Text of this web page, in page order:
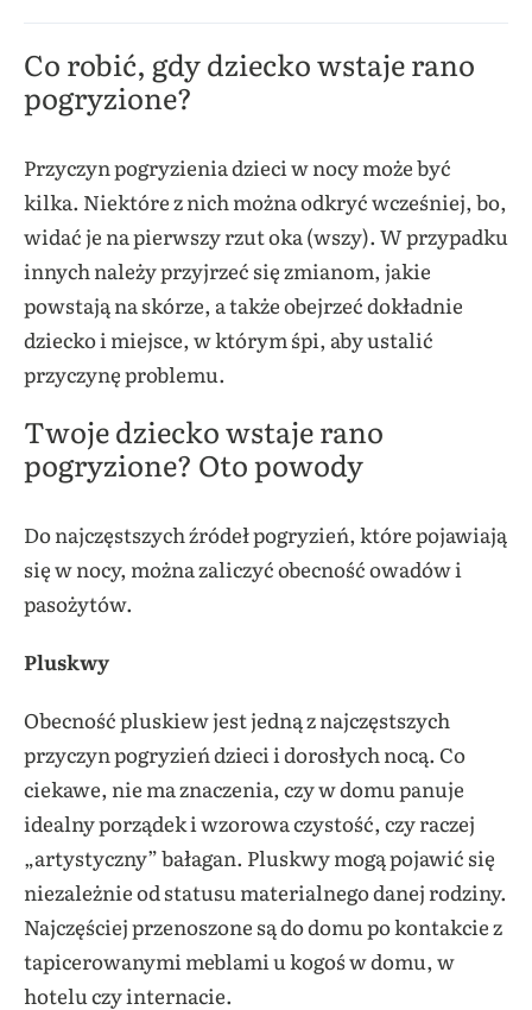
Co robić, gdy dziecko wstaje rano
pogryzione?
Przyczyn pogryzienia dzieci w nocy może być
kilka. Niektóre z nich można odkryć wcześniej, bo,
widać je na pierwszy rzut oka (wszy). W przypadku
innych należy przyjrzeć się zmianom, jakie
powstają na skórze, a także obejrzeć dokładnie
dziecko i miejsce, w którym śpi, aby ustalić
przyczynę problemu.
Twoje dziecko wstaje rano
pogryzione? Oto powody
Do najczęstszych źródeł pogryzień, które pojawiają
się w nocy, można zaliczyć obecność owadów i
pasożytów.
Pluskwy
Obecność pluskiew jest jedną z najczęstszych
przyczyn pogryzień dzieci i dorosłych nocą. Co
ciekawe, nie ma znaczenia, czy w domu panuje
idealny porządek i wzorowa czystość, czy raczej
„artystyczny” bałagan. Pluskwy mogą pojawić się
niezależnie od statusu materialnego danej rodziny.
Najczęściej przenoszone są do domu po kontakcie z
tapicerowanymi meblami u kogoś w domu, w
hotelu czy internacie.